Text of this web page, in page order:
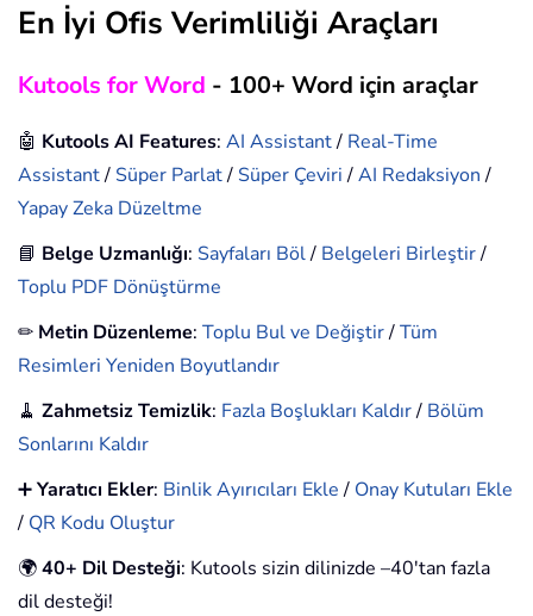
En İyi Ofis Verimliliği Araçları
Kutools for Word - 100+ Word için araçlar
🤖 Kutools AI Features: AI Assistant/ Real-Time
Assistant/ Süper Parlat/ Süper Çeviri/AI Redaksiyon/
Yapay Zeka Düzeltme
📘 Belge Uzmanlığı: Sayfaları Böl/ Belgeleri Birleştir/
Toplu PDF Dönüştürme
✏ Metin Düzenleme: Toplu Bul ve Değiştir/Tüm
Resimleri Yeniden Boyutlandır
🧹 Zahmetsiz Temizlik: Fazla Boşlukları Kaldır/ Bölüm
Sonlarını Kaldır
➕Yaratıcı Ekler: Binlik Ayırıcıları Ekle/ Onay Kutuları Ekle
/ QR Kodu Oluştur
🌍40+ Dil Desteği: Kutools sizin dilinizde –40'tan fazla
dil desteği!